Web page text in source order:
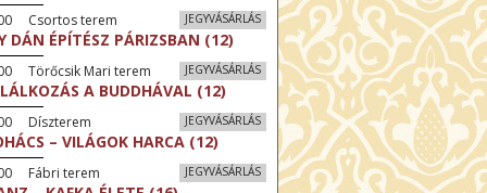
JEGYVÁSÁRLÁS
Csortos terem
DÁN ÉPÍTÉSZ PÁRIZSBAN (12)
JEGYVÁSÁRLÁS
Törőcsik Mari terem
A BUDDHÁVAL (12)
JEGYVÁSÁRLÁS
Díszterem
– VILÁGOK HARCA (12)
JEGYVÁSÁRLÁS
Fábri terem